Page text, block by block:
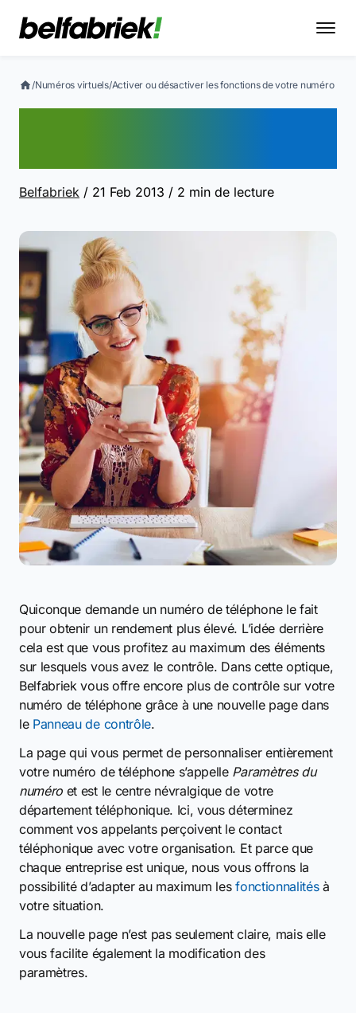
/Numéros virtuels/Activer ou désactiver les fonctions de votre numéro
Belfabriek / 21 Feb 2013 / 2 min de lecture
Quiconque demande un numéro de téléphone le fait
pour obtenir un rendement plus élevé. L’idée derrière
cela est que vous profitez au maximum des éléments
sur lesquels vous avez le contrôle. Dans cette optique,
Belfabriek vous offre encore plus de contrôle sur votre
numéro de téléphone grâce à une nouvelle page dans
le Panneau de contrôle.
La page qui vous permet de personnaliser entièrement
votre numéro de téléphone s’appelle Paramètres du
numéro et est le centre névralgique de votre
département téléphonique. Ici, vous déterminez
comment vos appelants perçoivent le contact
téléphonique avec votre organisation. Et parce que
chaque entreprise est unique, nous vous offrons la
possibilité d’adapter au maximum lesfonctionnalitésà
votre situation.
La nouvelle page n’est pas seulement claire, mais elle
vous facilite également la modification des
paramètres.